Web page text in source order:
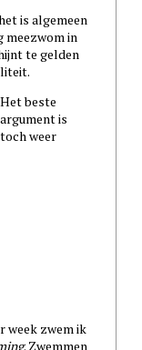
is algemeen
meezwom in
te gelden
Het beste
argument is
toch weer
week zwem ik
. Zwemmen